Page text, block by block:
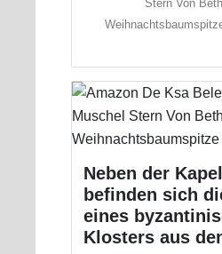
Stern Von
Neben der
befinden sich
eines
Klosters aus